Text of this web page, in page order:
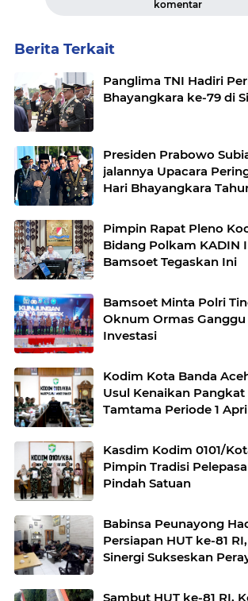
komentar
Berita Terkait
Panglima TNI Hadiri
Bhayangkara ke-79 di
Presiden Prabowo
jalannya Upacara
Hari Bhayangkara
Pimpin Rapat Pleno
Bidang Polkam KADIN
Bamsoet Tegaskan Ini
Bamsoet Minta Polri
Oknum Ormas
Investasi
Kodim Kota Banda
Usul Kenaikan
Tamtama Periode 1
Kasdim Kodim 0101/
Pimpin Tradisi
Pindah Satuan
Babinsa Peunayong
Persiapan HUT ke-81
Sinergi Sukseskan
Sambut HUT ke-81 RI,